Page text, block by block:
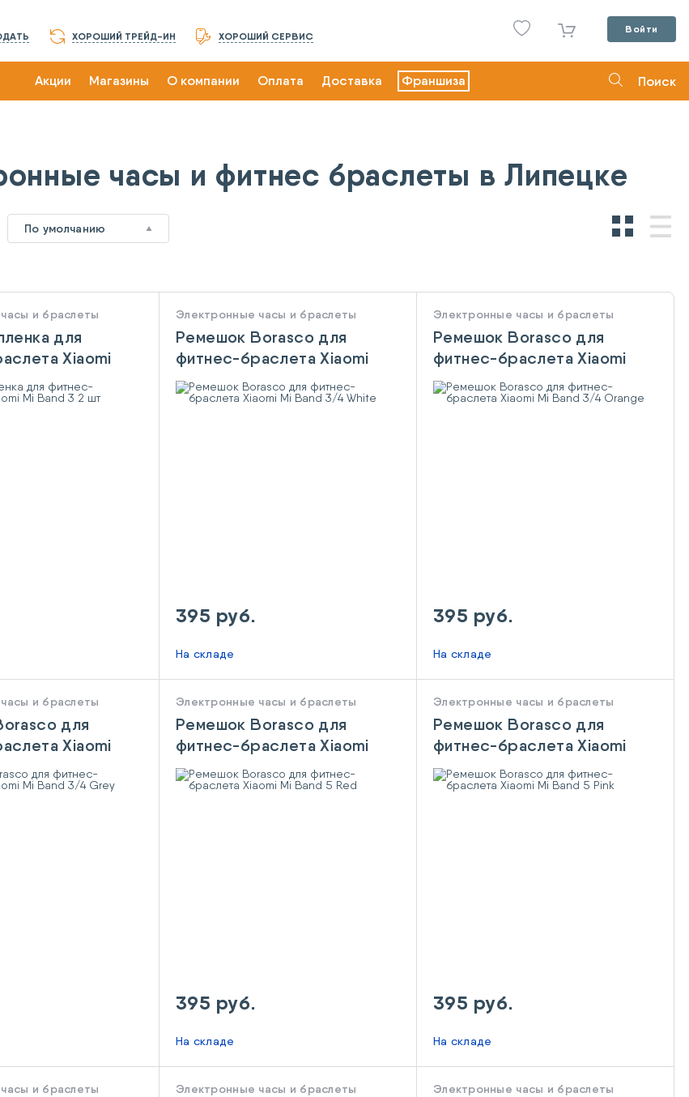
ХОРОШИЙ ТРЕЙД-ИН ХОРОШИЙ СЕРВИС
Войти
Акции Магазины О компании Оплата Доставка Франшиза Поиск
часы и фитнес браслеты в Липецке
По умолчанию
и браслеты
для
Xiaomi
шт
Электронные часы и браслеты
Ремешок Borasco для
фитнес-браслета Xiaomi
Mi Band 3/4 White
395 руб.
На складе
Электронные часы и браслеты
Ремешок Borasco для
фитнес-браслета Xiaomi
Mi Band 3/4 Orange
395 руб.
На складе
и браслеты
для
Xiaomi
Grey
Электронные часы и браслеты
Ремешок Borasco для
фитнес-браслета Xiaomi
Mi Band 5 Red
395 руб.
На складе
Электронные часы и браслеты
Ремешок Borasco для
фитнес-браслета Xiaomi
Mi Band 5 Pink
395 руб.
На складе
и браслеты Электронные часы и браслеты Электронные часы и браслеты